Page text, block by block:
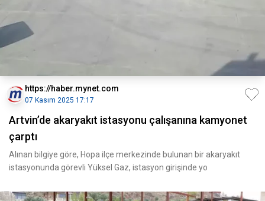
https://haber.mynet.com
07 Kasım 2025 17:17
Artvin’de akaryakıt istasyonu çalışanına kamyonet
çarptı
Alınan bilgiye göre, Hopa ilçe merkezinde bulunan bir akaryakıt
istasyonunda görevli Yüksel Gaz, istasyon girişinde yo